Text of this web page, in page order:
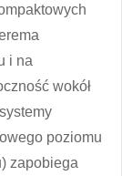
i na
wokół
poziomu
zapobiega